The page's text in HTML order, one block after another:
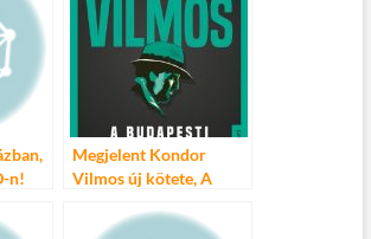
n!
Megjelent Kondor
Vilmos új kötete, A
újra kapható a Bűnös